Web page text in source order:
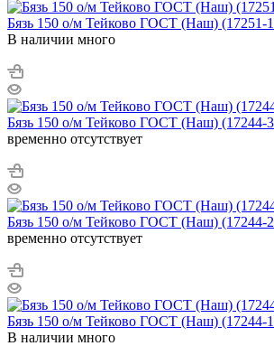
Бязь 150 о/м Тейково ГОСТ (Наш) (17251-
В наличии много
Бязь 150 о/м Тейково ГОСТ (Наш)
временно отсутствует
Бязь 150 о/м Тейково ГОСТ (Наш)
временно отсутствует
Бязь 150 о/м Тейково ГОСТ (Наш)
В наличии много